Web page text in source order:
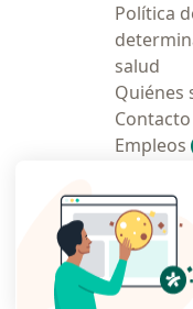
Política
salud
Quiénes
Contacto
Empleos